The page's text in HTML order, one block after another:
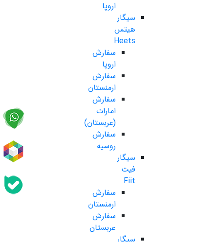
اروپا
سیگار
هیتس
Heets
سفارش
اروپا
سفارش
ارمنستان
سفارش
امارات
(عربستان)
سفارش
روسیه
سیگار
فیت
Fiit
سفارش
ارمنستان
سفارش
عربستان
سیگار